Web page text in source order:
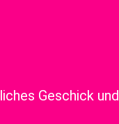
Geschick